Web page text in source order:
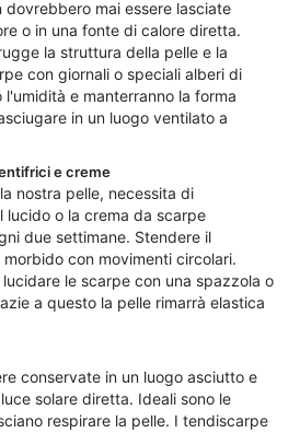
mai essere lasciate
o in una fonte di calore diretta.
la struttura della pelle e la
con giornali o speciali alberi di
l'umidità e manterranno la forma
in un luogo ventilato a
e creme
nostra pelle, necessita di
lucido o la crema da scarpe
due settimane. Stendere il
con movimenti circolari.
le scarpe con una spazzola o
a questo la pelle rimarrà elastica
conservate in un luogo asciutto e
solare diretta. Ideali sono le
respirare la pelle. I tendiscarpe